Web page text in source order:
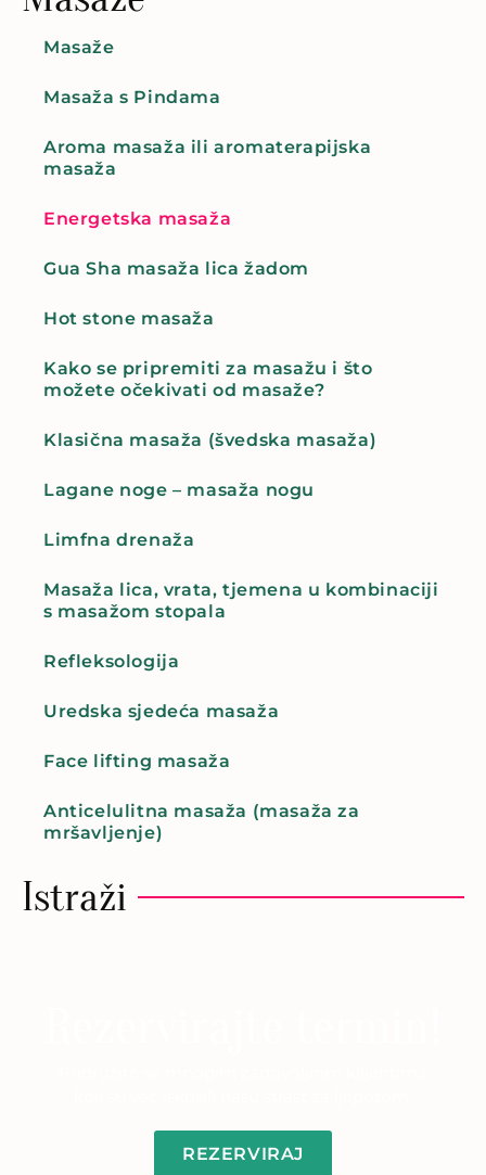
Masaže
Masaža s Pindama
Aroma masaža ili aromaterapijska
masaža
Energetska masaža
Gua Sha masaža lica žadom
Hot stone masaža
Kako se pripremiti za masažu i što
možete očekivati od masaže?
Klasična masaža (švedska masaža)
Lagane noge – masaža nogu
Limfna drenaža
Masaža lica, vrata, tjemena u kombinaciji
s masažom stopala
Refleksologija
Uredska sjedeća masaža
Face lifting masaža
Anticelulitna masaža (masaža za
mršavljenje)
Istraži
REZERVIRAJ